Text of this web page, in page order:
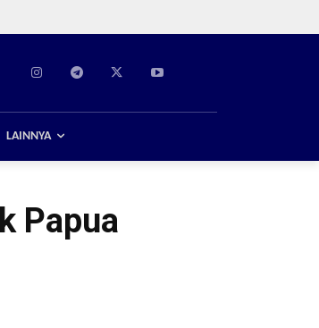
LAINNYA
Papua